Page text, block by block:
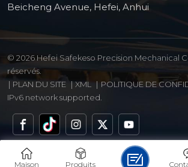
Beicheng Avenue, Hefei, Anhui
© 2026 Hefei Safekeso Precision Mechanical
réservés.
| PLAN DU SITE | XML | POLITIQUE DE
IPv6 network supported.
Maison Produits